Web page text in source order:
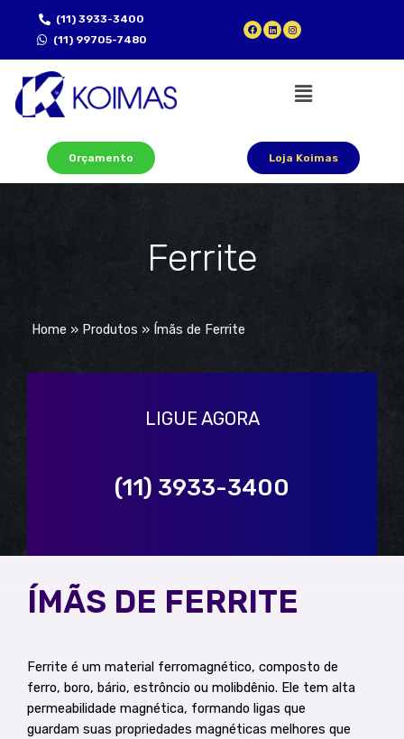
(11) 3933-3400
(11) 99705-7480
Orçamento Loja Koimas
Ferrite
Home » Produtos » Ímãs de Ferrite
LIGUE AGORA
(11) 3933-3400
ÍMÃS DE FERRITE
Ferrite é um material ferromagnético, composto de
ferro, boro, bário, estrôncio ou molibdênio. Ele tem alta
permeabilidade magnética, formando ligas que
guardam suas propriedades magnéticas melhores que